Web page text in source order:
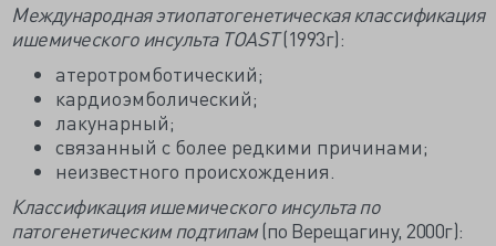
Международная этиопатогенетическая классификация
ишемического инсульта TOAST(1993г):
атеротромботический;
кардиоэмболический;
лакунарный;
связанный с более редкими причинами;
неизвестного происхождения.
Классификация ишемического инсульта по
патогенетическим подтипам(по Верещагину, 2000г):